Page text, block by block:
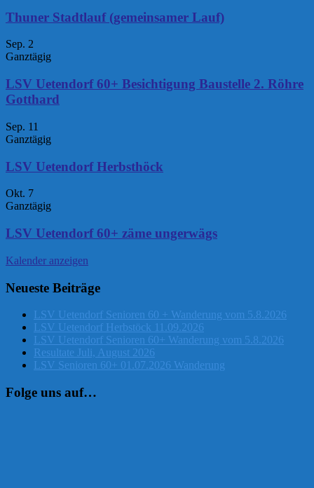
Thuner Stadtlauf (gemeinsamer Lauf)
Sep. 2
Ganztägig
LSV Uetendorf 60+ Besichtigung Baustelle 2. Röhre
Gotthard
Sep. 11
Ganztägig
LSV Uetendorf Herbsthöck
Okt. 7
Ganztägig
LSV Uetendorf 60+ zäme ungerwägs
Kalender anzeigen
Neueste Beiträge
LSV Uetendorf Senioren 60 + Wanderung vom 5.8.2026
LSV Uetendorf Herbstöck 11.09.2026
LSV Uetendorf Senioren 60+ Wanderung vom 5.8.2026
Resultate Juli, August 2026
LSV Senioren 60+ 01.07.2026 Wanderung
Folge uns auf…